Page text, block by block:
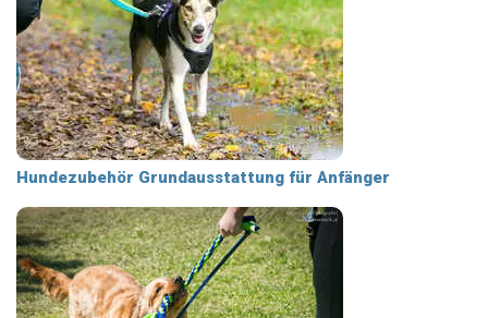
Hundezubehör Grundausstattung für Anfänger